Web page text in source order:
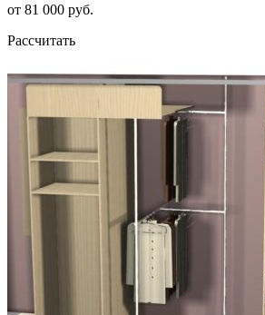
от 81 000 руб.
Рассчитать